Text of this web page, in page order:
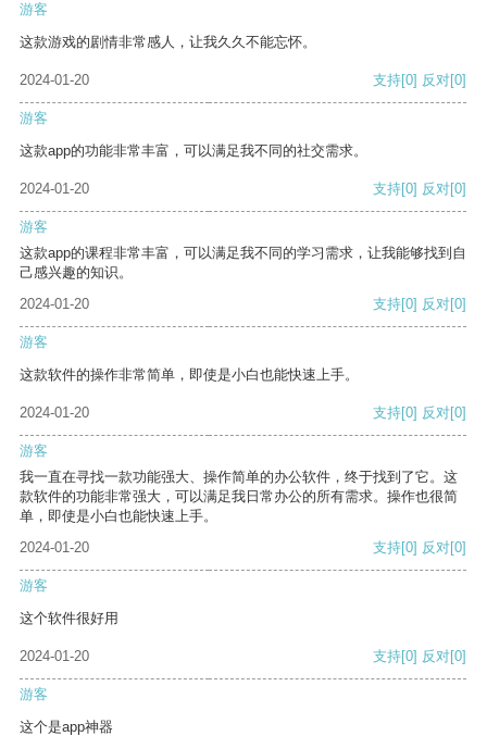
游客
这款游戏的剧情非常感人，让我久久不能忘怀。
2024-01-20 支持[0] 反对[0]
游客
这款app的功能非常丰富，可以满足我不同的社交需求。
2024-01-20 支持[0] 反对[0]
游客
这款app的课程非常丰富，可以满足我不同的学习需求，让我能够找到自
己感兴趣的知识。
2024-01-20
支持[0] 反对[0]
游客
这款软件的操作非常简单，即使是小白也能快速上手。
2024-01-20 支持[0] 反对[0]
游客
我一直在寻找一款功能强大、操作简单的办公软件，终于找到了它。这
款软件的功能非常强大，可以满足我日常办公的所有需求。操作也很简
单，即使是小白也能快速上手。
2024-01-20
支持[0] 反对[0]
游客
这个软件很好用
2024-01-20 支持[0] 反对[0]
游客
这个是app神器